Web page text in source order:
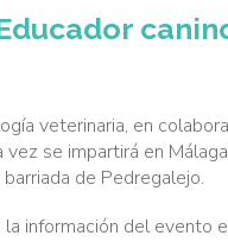
veterinaria, en
vez se impartirá en
de Pedregalejo.
información del evento